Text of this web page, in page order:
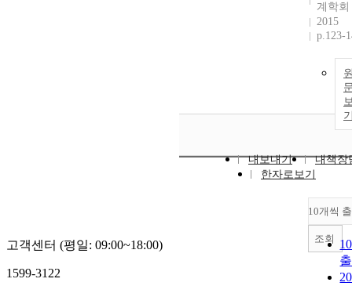
계학회
2015
p.123-
내보내기
내책장
한자로보기
10개씩
조회
고객센터 (평일: 09:00~18:00)
1599-3122